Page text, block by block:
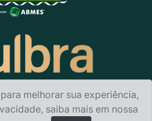
melhorar sua experiência,
saiba mais em nossa